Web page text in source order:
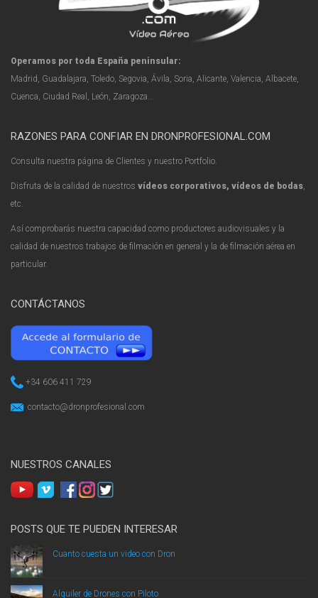
Operamos por toda España peninsular:
Madrid, Guadalajara, Toledo, Segovia, Ávila, Soria, Alicante, Valencia, Albacete,
Cuenca, Ciudad Real, León, Zaragoza...
RAZONES PARA CONFIAR EN DRONPROFESIONAL.COM
Consulta nuestra página de Clientes y nuestro Portfolio.
Disfruta de la calidad de nuestros vídeos corporativos, vídeos de bodas
etc.
Así comprobarás nuestra capacidad como productores audiovisuales y la
calidad de nuestros trabajos de filmación en general y la de filmación aérea en
particular.
CONTÁCTANOS
+34 606 411 729
contacto@dronprofesional.com
NUESTROS CANALES
POSTS QUE TE PUEDEN INTERESAR
Cuanto cuesta un video con Dron
Alquiler de Drones con Piloto